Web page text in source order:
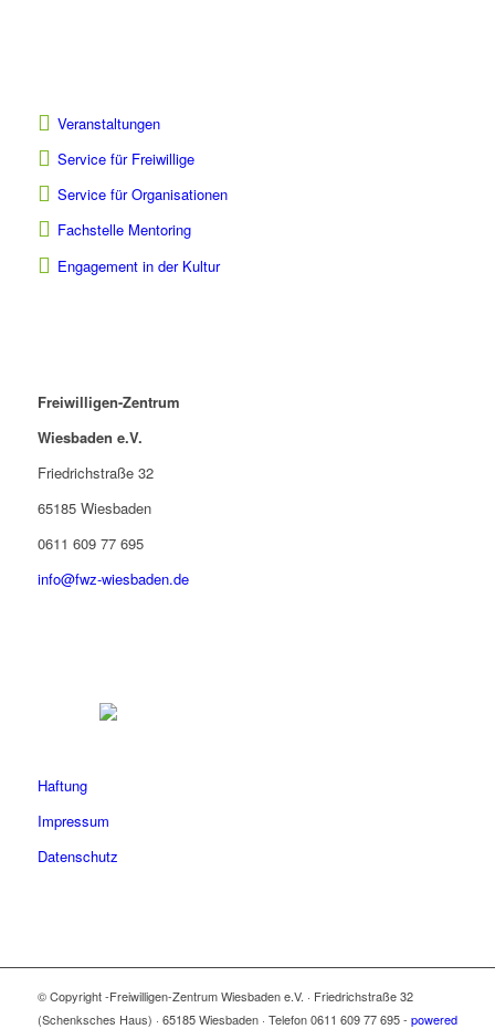
Veranstaltungen
Service für Freiwillige
Service für Organisationen
Fachstelle Mentoring
Engagement in der Kultur
Freiwilligen-Zentrum
Wiesbaden e.V.
Friedrichstraße 32
65185 Wiesbaden
0611 609 77 695
info@fwz-wiesbaden.de
Haftung
Impressum
Datenschutz
© Copyright -Freiwilligen-Zentrum Wiesbaden e.V. · Friedrichstraße 32
(Schenksches Haus) · 65185 Wiesbaden · Telefon 0611 609 77 695 - powered